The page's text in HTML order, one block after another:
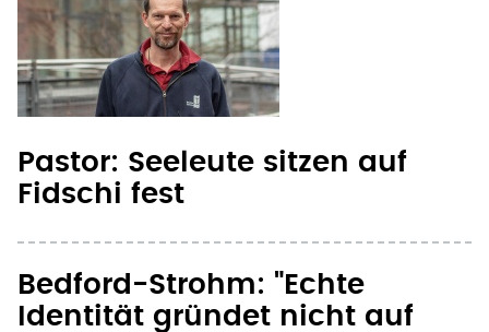
Pastor: Seeleute sitzen auf
Fidschi fest
Bedford-Strohm: "Echte
Identität gründet nicht auf